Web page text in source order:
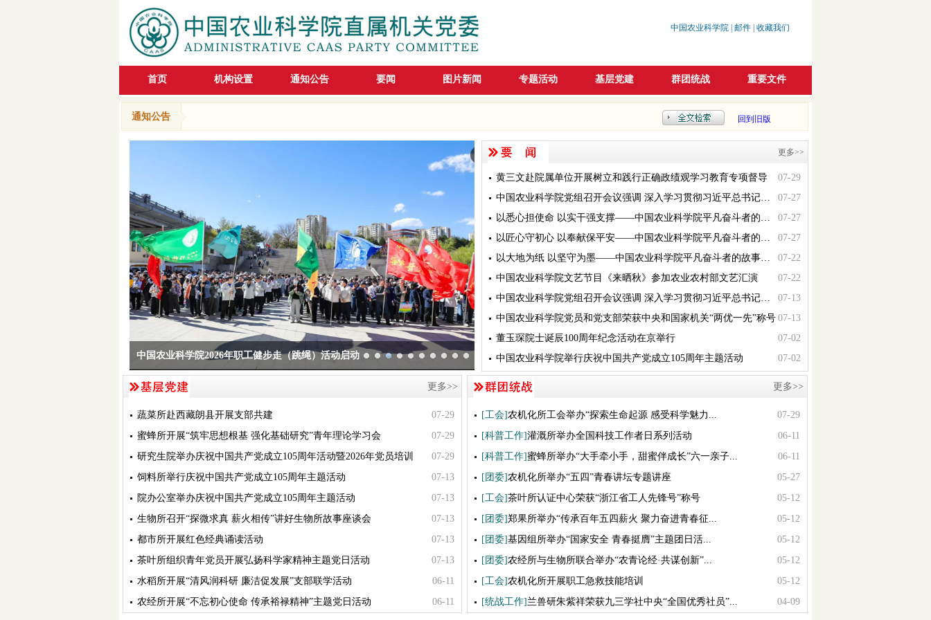
中国农业科学院 邮件 收藏我们
首页 机构设置 通知公告 要闻 图片新闻 专题活动 基层党建 群团统战 重要文件
通知公告 回到旧版
中国农业科学院2026年职工健步走（跳绳）活动启动
更多>>
07-29
黄三文赴院属单位开展树立和践行正确政绩观学习教育专项督导
07-27
中国农业科学院党组召开会议强调 深入学习贯彻习近平总书记重要讲话精神 为建设科技强国创实绩、立...
07-27
以悉心担使命 以实干强支撑——中国农业科学院平凡奋斗者的故事（三）
07-27
以匠心守初心 以奉献保平安——中国农业科学院平凡奋斗者的故事（二）
07-22
以大地为纸 以坚守为墨——中国农业科学院平凡奋斗者的故事（一）
07-22
中国农业科学院文艺节目《来晒秋》参加农业农村部文艺汇演
07-13
中国农业科学院党组召开会议强调 深入学习贯彻习近平总书记重要讲话精神 对学习教育再推动、再督促...
07-13
中国农业科学院党员和党支部荣获中央和国家机关“两优一先”称号
07-02
董玉琛院士诞辰100周年纪念活动在京举行
07-02
中国农业科学院举行庆祝中国共产党成立105周年主题活动
更多>>
07-29
蔬菜所赴西藏朗县开展支部共建
07-29
蜜蜂所开展“筑牢思想根基 强化基础研究”青年理论学习会
07-29
研究生院举办庆祝中国共产党成立105周年活动暨2026年党员培训
07-13
饲料所举行庆祝中国共产党成立105周年主题活动
07-13
院办公室举办庆祝中国共产党成立105周年主题活动
07-13
生物所召开“探微求真 薪火相传”讲好生物所故事座谈会
07-13
都市所开展红色经典诵读活动
07-13
茶叶所组织青年党员开展弘扬科学家精神主题党日活动
06-11
水稻所开展“清风润科研 廉洁促发展”支部联学活动
06-11
农经所开展“不忘初心使命 传承裕禄精神”主题党日活动
更多>>
07-29
[工会]农机化所工会举办“探索生命起源 感受科学魅力...
06-11
[科普工作]灌溉所举办全国科技工作者日系列活动
06-11
[科普工作]蜜蜂所举办“大手牵小手，甜蜜伴成长”六一亲子...
05-27
[团委]农机化所举办“五四”青春讲坛专题讲座
05-12
[工会]茶叶所认证中心荣获“浙江省工人先锋号”称号
05-12
[团委]郑果所举办“传承百年五四薪火 聚力奋进青春征...
05-12
[团委]基因组所举办“国家安全 青春挺膺”主题团日活...
05-12
[团委]农经所与生物所联合举办“农青论经·共谋创新”...
05-12
[工会]农机化所开展职工急救技能培训
04-09
[统战工作] 兰兽研朱紫祥荣获九三学社中央“全国优秀社员”...